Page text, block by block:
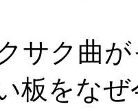
サク曲
板をな